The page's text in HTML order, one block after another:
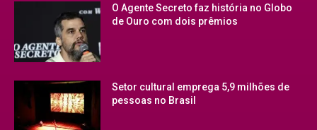
O Agente Secreto faz história no Globo
de Ouro com dois prêmios
Setor cultural emprega 5,9 milhões de
pessoas no Brasil